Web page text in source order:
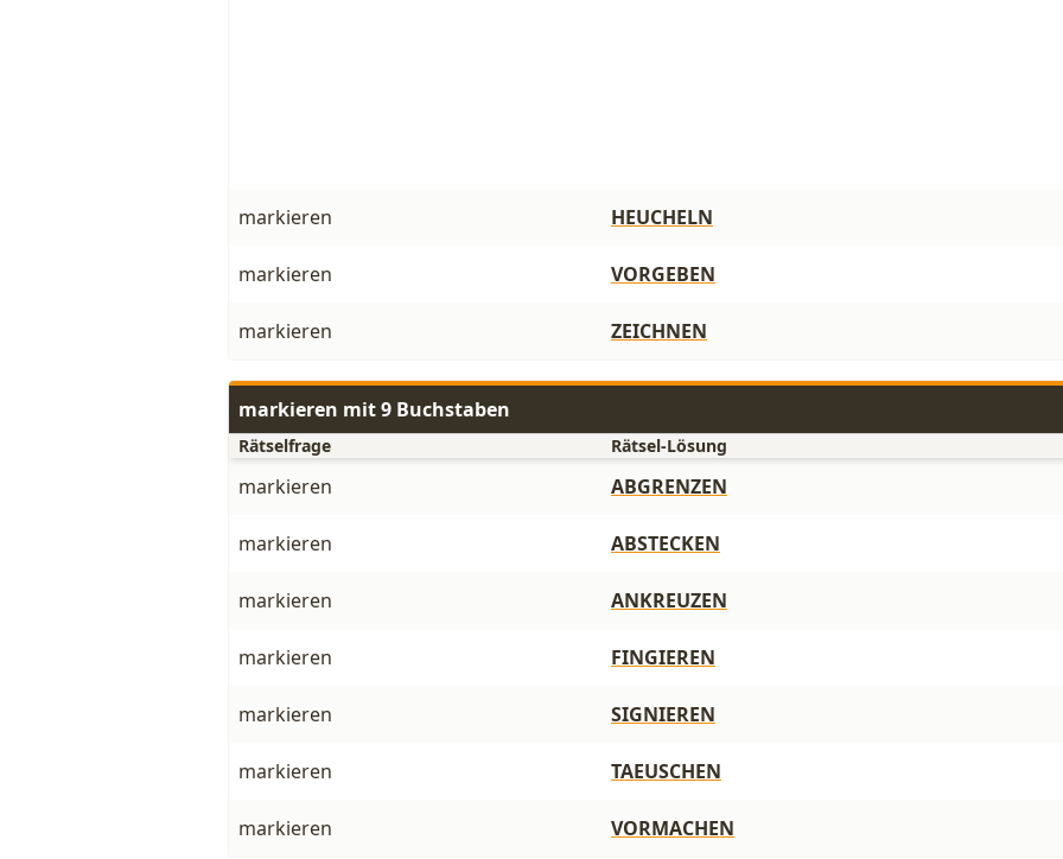
markieren HEUCHELN
markieren VORGEBEN
markieren ZEICHNEN
markieren mit 9 Buchstaben
Rätselfrage Rätsel-Lösung
markieren ABGRENZEN
markieren ABSTECKEN
markieren ANKREUZEN
markieren FINGIEREN
markieren SIGNIEREN
markieren TAEUSCHEN
markieren VORMACHEN